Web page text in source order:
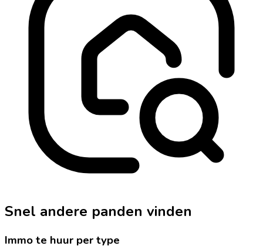
Snel andere panden vinden
Immo te huur per type